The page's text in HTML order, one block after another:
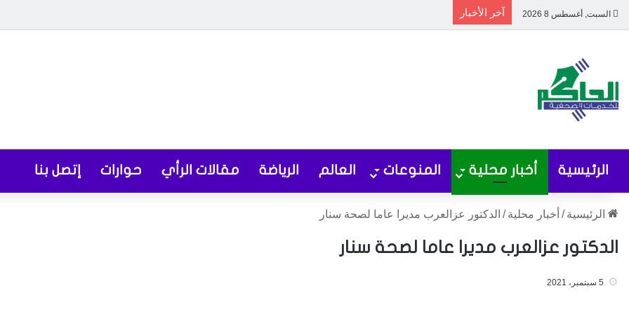
السبت, أغسطس 8 2026 آخر الأخبار
الرئيسية أخبار محلية المنوعات العالم الرياضة مقالات الرأي حوارات إتصل بنا
الرئيسية / أخبار محلية / الدكتور عزالعرب مديرا عاما لصحة سنار
الدكتور عزالعرب مديرا عاما لصحة سنار
5 سبتمبر، 2021